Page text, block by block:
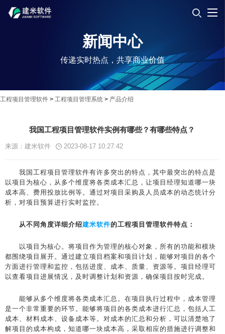
新闻中心
传递实时热点，共享商业价值
工程项目管理软件 > 工程项目管理系统 > 产品介绍
我国工程项目管理软件实例有哪些？有哪些特点？
来源：建米软件 2023-08-17 10:27:42
我国工程项目管理软件有许多突出的特点，其中最突出的特点是
以项目为核心，从多个维度将各类成本汇总，让项目经理知道哪一块
成本高、费用投放比例等。通过对项目采购及人员成本的动态统计分
析，对项目预算进行实时监控。
从不同角度详细介绍建米软件的工程项目管理软件特点：
以项目为核心。将项目作为管理的核心对象，所有的功能和模块
都围绕项目展开。通过建立项目档案和项目计划，能够对项目的各个
方面进行管理和监控，包括进度、成本、质量、资源等。项目经理可
以查看项目进展情况，及时调整计划和资源，确保项目按时完成。
能够从多个维度将各类成本汇总。在项目执行过程中，成本管理
是一个非常重要的环节。能够将项目的各类成本进行汇总，包括人工
成本、材料成本、设备成本等。对成本的汇总和分析，可以清楚地了
解项目的成本构成，知道哪一块成本高，采取相应的措施进行调整和